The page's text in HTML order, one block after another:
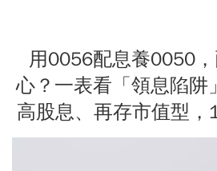
用0056配息養0050
心？一表看「領息陷阱
高股息、再存市值型